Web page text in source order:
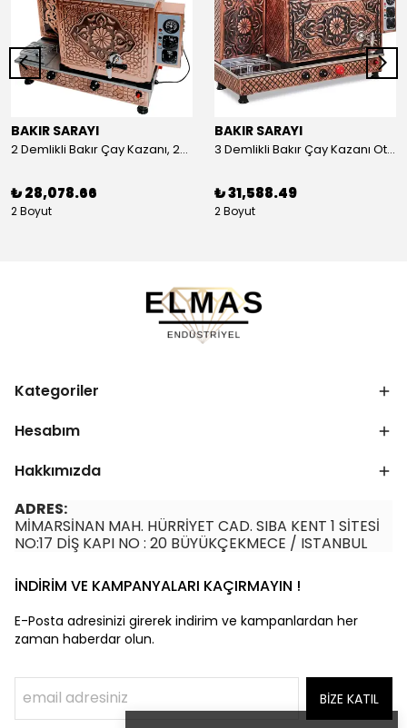
BAKIR SARAYI
2 Demlikli Bakır Çay Kazanı, 25 Litre
₺ 28,078.66
2 Boyut
BAKIR SARAYI
3 Demlikli Bakır Çay Kazanı Otomatik, 30 Litre
₺ 31,588.49
2 Boyut
Kategoriler
Hesabım
Hakkımızda
ADRES:
MİMARSİNAN MAH. HÜRRİYET CAD. SIBA KENT 1 SİTESİ
NO:17 DİŞ KAPI NO : 20 BÜYÜKÇEKMECE / ISTANBUL
İNDİRİM VE KAMPANYALARI KAÇIRMAYIN !
E-Posta adresinizi girerek indirim ve kampanlardan her
zaman haberdar olun.
BİZE KATIL